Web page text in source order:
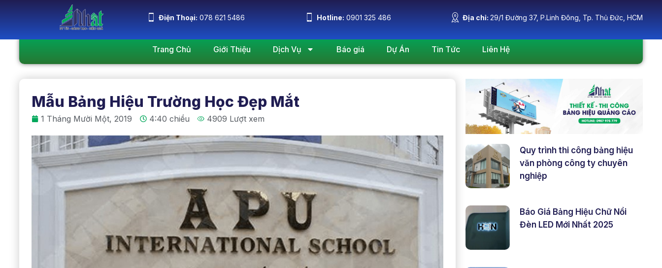
Điện Thoại: 078 621 5486 Hotline: 0901 325 486 Địa chỉ: 29/1 Đường 37, P.Linh Đông, Tp. Thủ Đức, HCM
Trang Chủ Giới Thiệu Dịch Vụ Báo giá Dự Án Tin Tức Liên Hệ
Mẫu Bảng Hiệu Trường Học Đẹp Mắt
1 Tháng Mười Một, 2019 4:40 chiều 4909 Lượt xem
Quy trình thi công bảng hiệu
văn phòng công ty chuyên
nghiệp
Báo Giá Bảng Hiệu Chữ Nổi
Đèn LED Mới Nhất 2025